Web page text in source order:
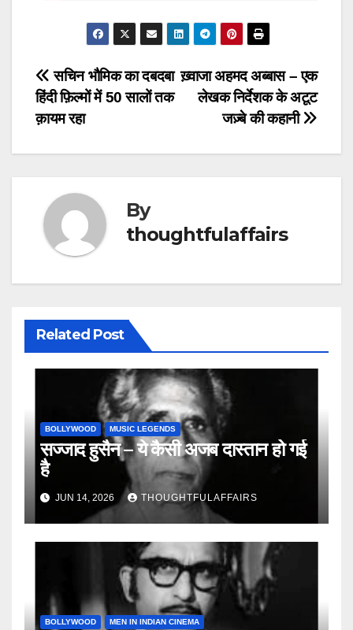
Post
navigation
ख़्वाजा अहमद अब्बास – एक
लेखक निर्देशक के अटूट
जज़्बे की कहानी
सचिन भौमिक का दबदबा
हिंदी फ़िल्मों में 50 सालों तक
क़ायम रहा
By
thoughtfulaffairs
Related Post
BOLLYWOOD MUSIC LEGENDS
सज्जाद हुसैन – ये कैसी अजब दास्तान हो गई
है
JUN 14, 2026 THOUGHTFULAFFAIRS
BOLLYWOOD MEN IN INDIAN CINEMA